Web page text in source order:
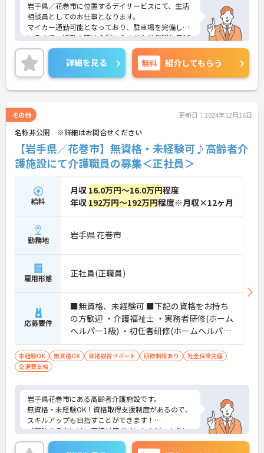
岩手県／花巻市に位置するデイサービスにて、生活
相談員としてのお仕事となります。
マイカー通勤可能となっており、駐車場を完備して
いるので、通勤の際は心配いりません◎年間休日12
0日ほどあり、年末年始休暇やお盆休みなど充実し
ております♪
ご興味ある方は面接ポイントをお伝えしますので、
お気軽にお問い合わせください♪
詳細を見る 無料 紹介してもらう
その他 更新日：2024年12月16日
名称非公開 ※詳細はお問合せください
【岩手県／花巻市】無資格・未経験可♪高齢者介
護施設にて介護職員の募集＜正社員＞
給料
月収 16.0万円～16.0万円程度
年収 192万円～192万円程度※月収×12ヶ月
勤務地 岩手県 花巻市
雇用形態 正社員(正職員)
応募要件
■無資格、未経験可 ■下記の資格をお持ち
の方歓迎 ・介護福祉士 ・実務者研修(ホーム
ヘルパー1級) ・初任者研修(ホームヘルパー
2級) ・社会福祉士 ・社会福祉主事 ・精神保
健福祉士 ■普通自動車免(AT限定可)をお持
未経験OK 無資格OK 資格取得サポート 研修制度あり
社会保険完備
交通費支給
岩手県花巻市にある高齢者介護施設です。
無資格・未経験OK！資格取得支援制度があるので、
スキルアップも目指すことができます！
ご興味ある方には、面接対策ポイントなど、さらに
詳細をお話しいたしますのでお気軽にご相談くださ